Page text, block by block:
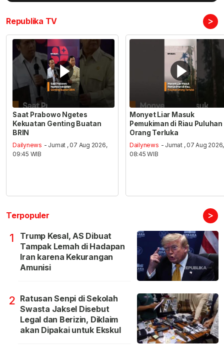
Republika TV >
Saat Prabowo Ngetes
Kekuatan Genting Buatan
BRIN
Dailynews - Jumat , 07 Aug 2026,
09:45 WIB
Monyet Liar Masuk
Pemukiman di Riau Puluhan
Orang Terluka
Dailynews - Jumat , 07 Aug 2026,
08:45 WIB
Terpopuler >
1
Trump Kesal, AS Dibuat
Tampak Lemah di Hadapan
Iran karena Kekurangan
Amunisi
2 Ratusan Senpi di Sekolah
Swasta Jaksel Disebut
Legal dan Berizin, Diklaim
akan Dipakai untuk Ekskul